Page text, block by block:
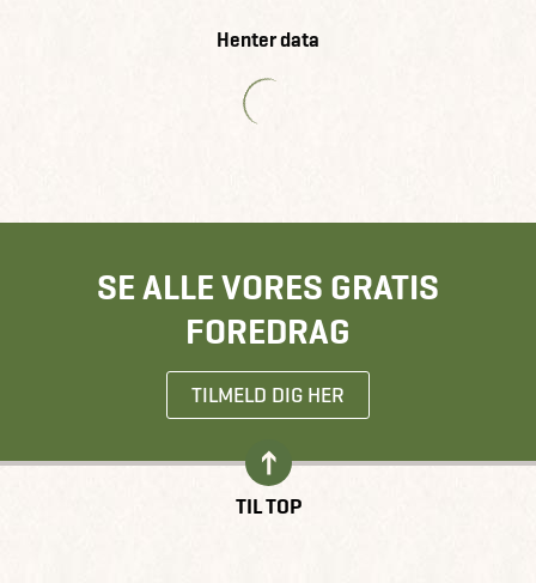
Henter data
SE ALLE VORES GRATIS
FOREDRAG
TILMELD DIG HER
TIL TOP